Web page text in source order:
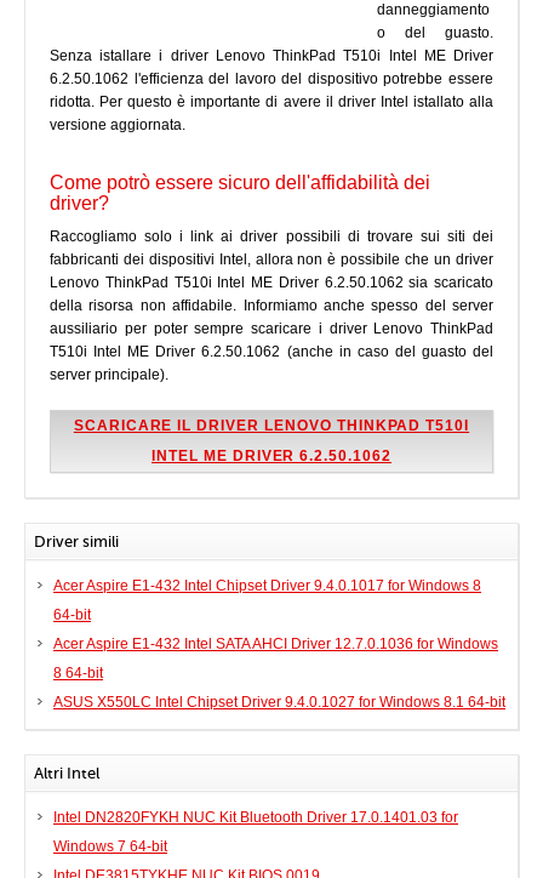
danneggiamento
o del guasto.
Senza istallare i driver Lenovo ThinkPad T510i Intel ME Driver
6.2.50.1062 l'efficienza del lavoro del dispositivo potrebbe essere
ridotta. Per questo è importante di avere il driver Intel istallato alla
versione aggiornata.
Come potrò essere sicuro dell'affidabilità dei
driver?
Raccogliamo solo i link ai driver possibili di trovare sui siti dei
fabbricanti dei dispositivi Intel, allora non è possibile che un driver
Lenovo ThinkPad T510i Intel ME Driver 6.2.50.1062 sia scaricato
della risorsa non affidabile. Informiamo anche spesso del server
aussiliario per poter sempre scaricare i driver Lenovo ThinkPad
T510i Intel ME Driver 6.2.50.1062 (anche in caso del guasto del
server principale).
SCARICARE IL DRIVER LENOVO THINKPAD T510I
INTEL ME DRIVER 6.2.50.1062
Driver simili
Acer Aspire E1-432 Intel Chipset Driver 9.4.0.1017 for Windows 8
64-bit
Acer Aspire E1-432 Intel SATA AHCI Driver 12.7.0.1036 for Windows
8 64-bit
ASUS X550LC Intel Chipset Driver 9.4.0.1027 for Windows 8.1 64-bit
Altri Intel
Intel DN2820FYKH NUC Kit Bluetooth Driver 17.0.1401.03 for
Windows 7 64-bit